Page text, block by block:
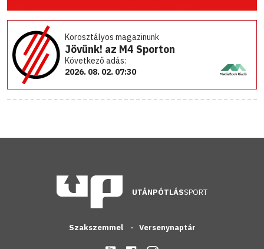
Korosztályos magazinunk
Jövünk! az M4 Sporton
Következő adás:
2026. 08. 02. 07:30
UTÁNPÓTLÁSSPORT
Szakszemmel Versenynaptár